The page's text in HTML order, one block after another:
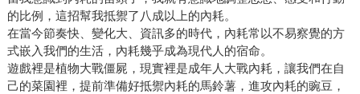
的比例，這招幫我抵禦了八成以上的內耗。
在當今節奏快、變化大、資訊多的時代，內耗常以不易察覺的方
式嵌入我們的生活，內耗幾乎成為現代人的宿命。
遊戲裡是植物大戰僵屍，現實裡是成年人大戰內耗，讓我們在自
己的菜園裡，提前準備好抵禦內耗的馬鈴薯，進攻內耗的豌豆，